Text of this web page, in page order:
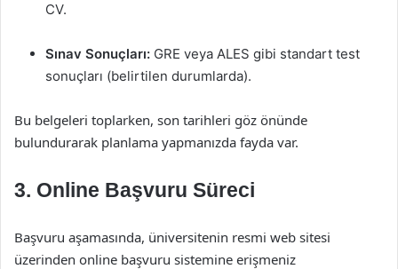
CV.
Sınav Sonuçları: GRE veya ALES gibi standart test
sonuçları (belirtilen durumlarda).
Bu belgeleri toplarken, son tarihleri göz önünde
bulundurarak planlama yapmanızda fayda var.
3. Online Başvuru Süreci
Başvuru aşamasında, üniversitenin resmi web sitesi
üzerinden online başvuru sistemine erişmeniz